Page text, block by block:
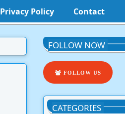
Privacy Policy Contact
FOLLOW NOW
FOLLOW US
CATEGORIES